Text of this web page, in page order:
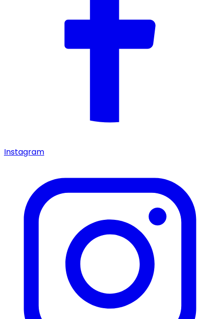
Instagram